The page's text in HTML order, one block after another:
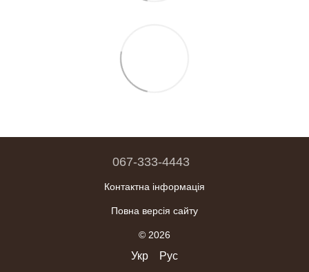
067-333-4443
Контактна інформація
Повна версія сайту
© 2026
Укр Рус